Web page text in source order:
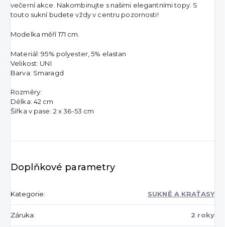
večerní akce. Nakombinujte s našimi elegantními topy. S
touto sukní budete vždy v centru pozornosti!
Modelka měří 171 cm.
Materiál: 95% polyester, 5% elastan
Velikost: UNI
Barva: Smaragd
Rozměry:
Délka: 42 cm
Šířka v pase: 2 x 36-53 cm
Doplňkové parametry
Kategorie: SUKNĚ A KRAŤASY
Záruka: 2 roky